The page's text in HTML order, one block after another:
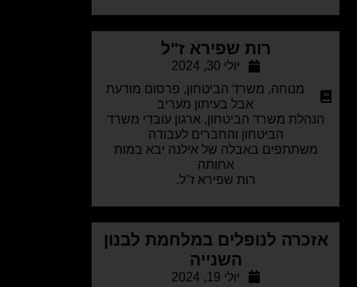
רות שפירא ז"ל
מנוחה
משרד הביטחון ,פרסום מודעת
אבל בעיתון מעריב
משרד הביטחון, ארגון עובדי משרד
הביטחון והחברים לעבודה
באבלה של אילנה יבא במות
רות שפירא ז"ל.
לנופלים במלחמת לבנון
השנייה